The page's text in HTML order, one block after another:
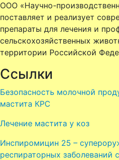
ООО «Научно-
поставляет и реализует
препараты для лечения и
сельскохозяйственных
территории Российской
Ссылки
Безопасность молочной
мастита КРС
Лечение мастита у коз
Инспиромицин 25 –
респираторных заболеваний